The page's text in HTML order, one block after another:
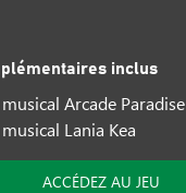
inclus
Arcade Paradise
Lania Kea
ACCÉDEZ AU JEU